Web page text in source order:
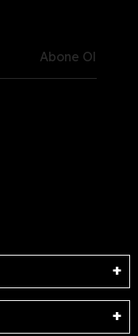
Abone Ol